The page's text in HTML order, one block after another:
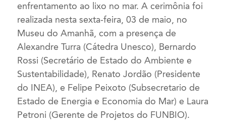
enfrentamento ao lixo no mar. A cerimônia foi
realizada nesta sexta-feira, 03 de maio, no
Museu do Amanhã, com a presença de
Alexandre Turra (Cátedra Unesco), Bernardo
Rossi (Secretário de Estado do Ambiente e
Sustentabilidade), Renato Jordão (Presidente
do INEA), e Felipe Peixoto (Subsecretario de
Estado de Energia e Economia do Mar) e Laura
Petroni (Gerente de Projetos do FUNBIO).